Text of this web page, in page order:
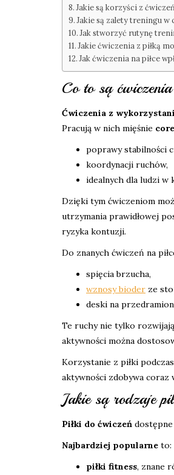
Jakie są korzyści z
Jakie są zalety treningu w
Jak stworzyć rutynę
Jakie ćwiczenia z piłką
Jak ćwiczenia na piłce
Co to są ćwiczenia
Ćwiczenia z
Pracują w nich mięśnie core
poprawy stabilności
koordynacji ruchów,
idealnych dla ludzi w
Dzięki tym ćwiczeniom
utrzymania prawidłowej
ryzyka kontuzji.
Do znanych ćwiczeń na
spięcia brzucha,
wznosy bioder ze
deski na
Te ruchy nie tylko
aktywności można
Korzystanie z piłki
aktywności zdobywa coraz
Jakie są rodzaje
Piłki do ćwiczeń
Najbardziej popularne to:
piłki fitness, znane